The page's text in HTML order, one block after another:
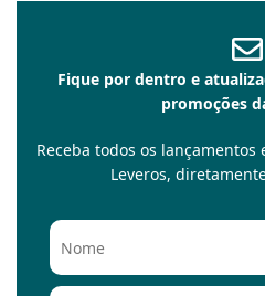
Fique por dentro e
promoções
Receba todos os lançamentos
Leveros,